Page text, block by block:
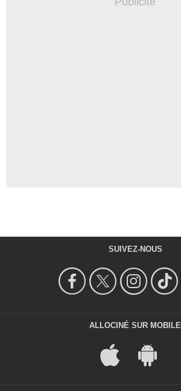
SUIVEZ-NOUS
ALLOCINÉ SUR MOBILE